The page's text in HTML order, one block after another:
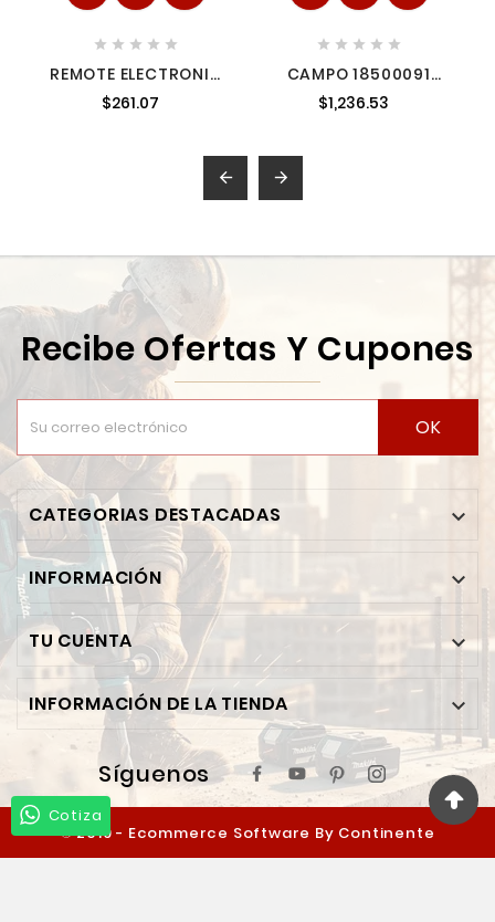
    
REMOTE ELECTRONIC
AS 14203015
MILWAUKEE
$261.07
    
CAMPO 18500091
MILWAUKEE
$1,236.53
 
Recibe Ofertas Y Cupones
OK
CATEGORIAS DESTACADAS 
INFORMACIÓN 
TU CUENTA 
INFORMACIÓN DE LA TIENDA 
Síguenos
© 2019 - Ecommerce Software By Continente
Ferretero™
Cotiza